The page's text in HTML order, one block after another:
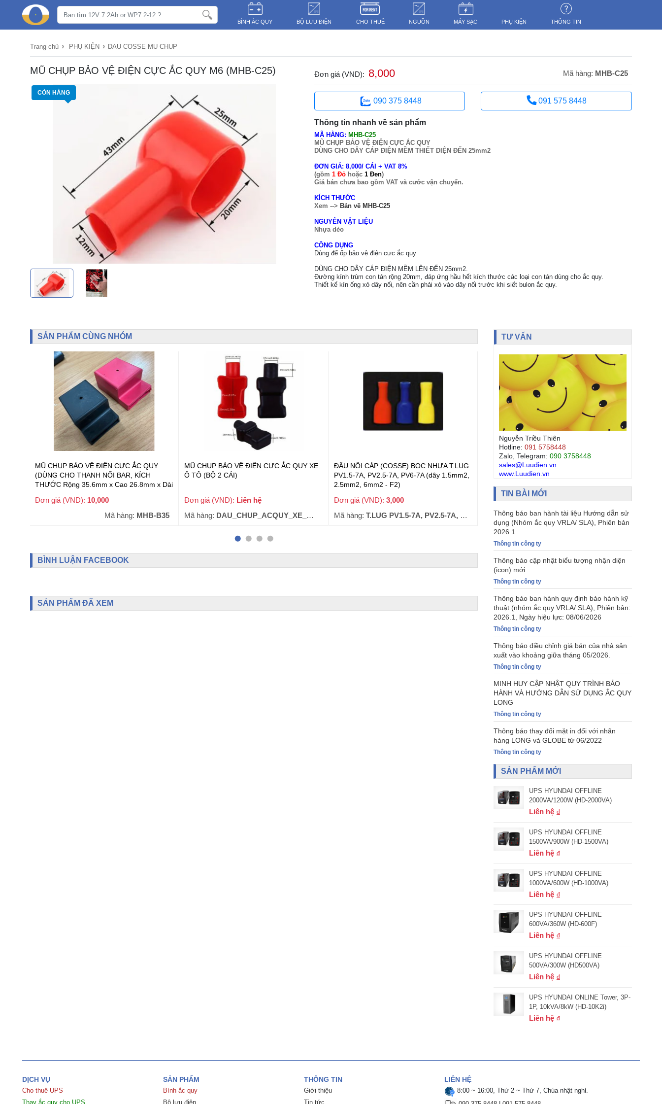
BÌNH ẮC QUY BỘ LƯU ĐIỆN CHO THUÊ NGUỒN MÁY SẠC PHỤ KIỆN THÔNG TIN
Trang chủ › PHỤ KIỆN › DAU COSSE MU CHUP
MŨ CHỤP BẢO VỆ ĐIỆN CỰC ẮC QUY M6 (MHB-C25)
CÒN HÀNG CÒN HÀNG
Đơn giá (VND): 8,000 Mã hàng: MHB-C25
090 375 8448 091 575 8448
Thông tin nhanh về sản phẩm
MÃ HÀNG: MHB-C25
MŨ CHỤP BẢO VỆ ĐIỆN CỰC ẮC QUY
DÙNG CHO DÂY CÁP ĐIỆN MỀM THIẾT DIỆN ĐẾN 25mm2
ĐƠN GIÁ: 8,000/ CÁI + VAT 8%
(gồm 1 Đỏhoặc 1 Đen)
Giá bán chưa bao gồm VAT và cước vận chuyển.
KÍCH THƯỚC
Xem --> Bản vẽ MHB-C25
NGUYÊN VẬT LIỆU
Nhựa dẻo
CÔNG DỤNG
Dùng để ốp bảo vệ điện cực ắc quy
DÙNG CHO DÂY CÁP ĐIỆN MỀM LÊN ĐẾN 25mm2.
Đường kính trùm con tán rộng 20mm, đáp ứng hầu hết kích thước các loại con tán dùng cho ắc quy.
Thiết kể kín ống xỏ dây nối, nên cần phải xỏ vào dây nối trước khi siết bulon ắc quy.
SẢN PHẨM CÙNG NHÓM
MŨ CHỤP BẢO VỆ ĐIỆN CỰC ẮC QUY
(DÙNG CHO THANH NỐI BAR, KÍCH
THƯỚC Rộng 35.6mm x Cao 26.8mm x Dài
Đơn giá (VND): 10,000
Mã hàng: MHB-B35
MŨ CHỤP BẢO VỆ ĐIỆN CỰC ẮC QUY XE
Ô TÔ (BỘ 2 CÁI)
Đơn giá (VND): Liên hệ
Mã hàng: DAU_CHUP_ACQUY_XE_OTO
ĐẦU NỐI CÁP (COSSE) BỌC NHỰA T.LUG
PV1.5-7A, PV2.5-7A, PV6-7A (dây 1.5mm2,
2.5mm2, 6mm2 - F2)
Đơn giá (VND): 3,000
Mã hàng: T.LUG PV1.5-7A, PV2.5-7A, PV6-7A
ĐẦU NỐI CÁP TÍN HIỆU (COSSE) BỌC
NHỰA T.LUG (RF1.5-5, RF2.5-5, RF6-5,
Đơn giá (VND):5,000
Mã hàng: T.LUG RF1.5-5, RF2.5-5, RF6-5, RF4-6
BÌNH LUẬN FACEBOOK
SẢN PHẨM ĐÃ XEM
TƯ VẤN
Nguyễn Triều Thiên
Hotline: 091 5758448
Zalo, Telegram: 090 3758448
sales@Luudien.vn
www.Luudien.vn
TIN BÀI MỚI
Thông báo ban hành tài liệu Hướng dẫn sử
dụng (Nhóm ắc quy VRLA/ SLA), Phiên bản
2026.1
Thông tin công ty
Thông báo cập nhật biểu tượng nhận diện
(icon) mới
Thông tin công ty
Thông báo ban hành quy định bảo hành kỹ
thuật (nhóm ắc quy VRLA/ SLA), Phiên bản:
2026.1, Ngày hiệu lực: 08/06/2026
Thông tin công ty
Thông báo điều chỉnh giá bán của nhà sản
xuất vào khoảng giữa tháng 05/2026.
Thông tin công ty
MINH HUY CẬP NHẬT QUY TRÌNH BẢO
HÀNH VÀ HƯỚNG DẪN SỬ DỤNG ẮC QUY
LONG
Thông tin công ty
Thông báo thay đổi mặt in đối với nhãn
hàng LONG và GLOBE từ 06/2022
Thông tin công ty
SẢN PHẨM MỚI
UPS HYUNDAI OFFLINE
2000VA/1200W (HD-2000VA)
Liên hệ
UPS HYUNDAI OFFLINE
1500VA/900W (HD-1500VA)
Liên hệ
UPS HYUNDAI OFFLINE
1000VA/600W (HD-1000VA)
Liên hệ
UPS HYUNDAI OFFLINE
600VA/360W (HD-600F)
Liên hệ
UPS HYUNDAI OFFLINE
500VA/300W (HD500VA)
Liên hệ
UPS HYUNDAI ONLINE Tower, 3P-
1P, 10kVA/8kW (HD-10K2i)
Liên hệ
DỊCH VỤ
Cho thuê UPS
Thay ắc quy cho UPS
SẢN PHẨM
Bình ắc quy
Bộ lưu điện
THÔNG TIN
Giới thiệu
Tin tức
LIÊN HỆ
8:00 ~ 16:00, Thứ 2 ~ Thứ 7, Chúa nhật nghỉ.